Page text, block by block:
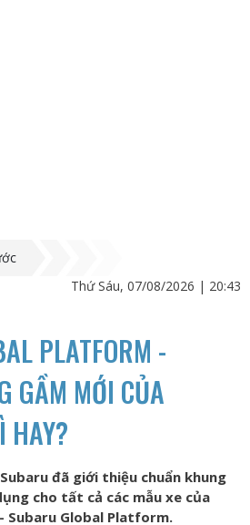
Thứ Sáu, 07/08/2026 | 20:43
PLATFORM -
GẦM MỚI CỦA
HAY?
đã giới thiệu chuẩn khung
cho tất cả các mẫu xe của
Global Platform.